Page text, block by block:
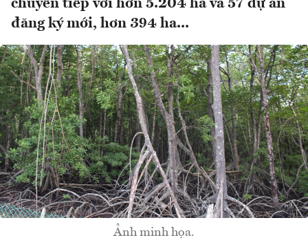
chuyển tiếp với hơn 5.204 ha và 57 dự án
đăng ký mới, hơn 394 ha...
Ảnh minh họa.